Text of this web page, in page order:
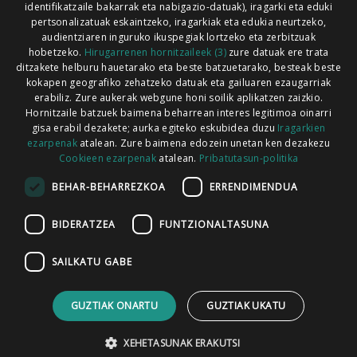
Codesyntaxek garatua
HARREMANETARAKO
identifikatzaile bakarrak eta nabigazio-datuak), iragarki eta eduki
pertsonalizatuak eskaintzeko, iragarkiak eta edukia neurtzeko,
audientziaren inguruko ikuspegiak lortzeko eta zerbitzuak
hobetzeko. Hirugarrenen hornitzaileek (3)zure datuak ere trata
ditzakete helburu hauetarako eta beste batzuetarako, besteak beste
kokapen geografiko zehatzeko datuak eta gailuaren ezaugarriak
erabiliz. Zure aukerak webgune honi soilik aplikatzen zaizkio.
Hornitzaile batzuek baimena beharrean interes legitimoa oinarri
gisa erabil dezakete; aurka egiteko eskubidea duzu Iragarkien
ezarpenakatalean. Zure baimena edozein unetan ken dezakezu
Cookieen ezarpenak atalean. Pribatutasun-politika
BEHAR-BEHARREZKOA ERRENDIMENDUA
BIDERATZEA FUNTZIONALTASUNA
SAILKATU GABE
GUZTIAK ONARTU GUZTIAK UKATU
XEHETASUNAK ERAKUTSI